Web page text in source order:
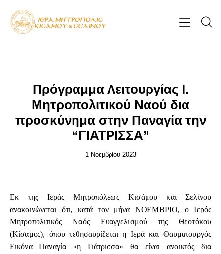
Πρόγραμμα Λειτουργίας Ι.
Μητροπολιτικού Ναού δια
προσκύνημα στην Παναγία την
“ΓΙΑΤΡΙΣΣΑ”
1 Νοεμβρίου 2023
Εκ της Ιεράς Μητροπόλεως Κισάμου και Σελίνου
ανακοινώνεται ότι, κατά τον μήνα ΝΟΕΜΒΡΙΟ, ο Ιερός
Μητροπολιτικός Ναός Ευαγγελισμού της Θεοτόκου
(Κίσαμος), όπου τεθησαυρίζεται η Ιερά και Θαυματουργός
Εικόνα Παναγία «η Γιάτρισσα» θα είναι ανοικτός δια